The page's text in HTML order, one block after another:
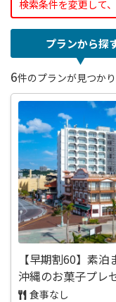
検索条件を変更して
プランから探
6件のプランが見つか
【早期割60】素泊
沖縄のお菓子プレ
食事なし